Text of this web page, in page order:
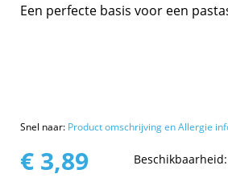
Een perfecte basis voor een
Snel naar: Product omschrijving en Allergie
Beschikbaarheid:
€ 3,89